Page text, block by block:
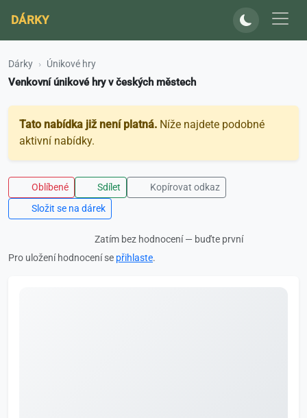
DÁRKY
Dárky Únikové hry
Venkovní únikové hry v českých městech
Tato nabídka již není platná. Níže najdete podobné
aktivní nabídky.
Oblíbené Sdílet
Kopírovat odkaz
Složit se na dárek
Zatím bez hodnocení — buďte první
Pro uložení hodnocení se přihlaste.